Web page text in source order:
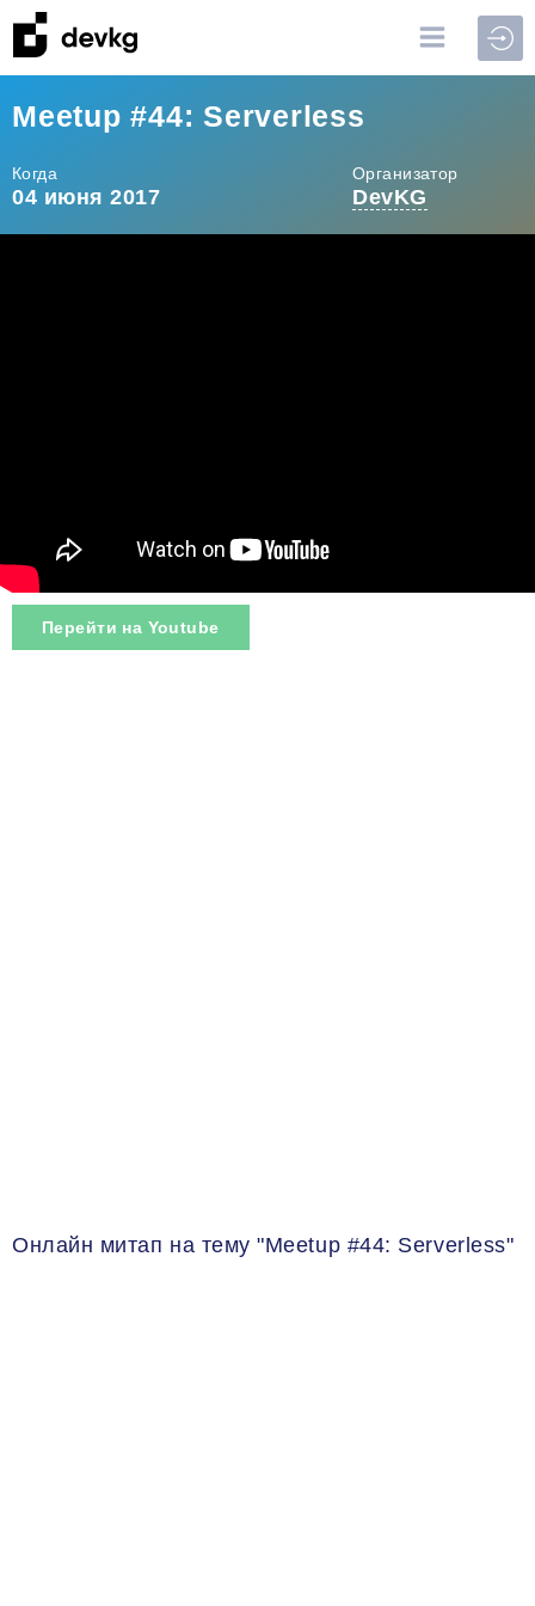
Meetup #44: Serverless
Когда
04 июня 2017
Организатор
DevKG
Перейти на Youtube
Онлайн митап на тему "Meetup #44: Serverless"